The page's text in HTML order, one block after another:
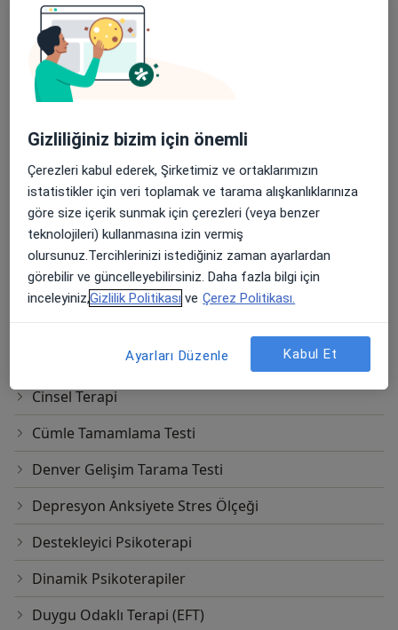
Bağımlılık Tedavisi
Bağımlılık Terapisi
Beck Anksiyete Ölçeği Değerlendirme
Beck Depresyon Ölçeği
Bender Gestalt Motor Algı Testi
Bilişsel Davranışçı Terapi
Bipolar Bozukluk Tedavisi
Bireysel Psikoterapi Çalışması ve Tedavisi
Bütüncül Psikoterapi
Cinsel Terapi
Cümle Tamamlama Testi
Denver Gelişim Tarama Testi
Depresyon Anksiyete Stres Ölçeği
Destekleyici Psikoterapi
Dinamik Psikoterapiler
Duygu Odaklı Terapi (EFT)
Gizliliğiniz bizim için önemli
Çerezleri kabul ederek, Şirketimiz ve ortaklarımızın
istatistikler için veri toplamak ve tarama alışkanlıklarınıza
göre size içerik sunmak için çerezleri (veya benzer
teknolojileri) kullanmasına izin vermiş
olursunuz.Tercihlerinizi istediğiniz zaman ayarlardan
görebilir ve güncelleyebilirsiniz. Daha fazla bilgi için
inceleyiniz,Gizlilik Politikası ve Çerez Politikası.
Ayarları Düzenle Kabul Et